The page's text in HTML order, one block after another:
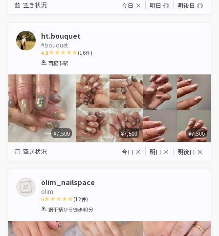
空き状況 今日 × 明日 ◎ 明後日 ◎
ht.bouquet
#bouquet
4.8
1 2 3 4
(16件)
西脇市駅
¥7,500 ¥7,500 ¥7,500
空き状況 今日 × 明日 × 明後日 ×
olim_nailspace
olim
5
1 2 3 4 5
(12件)
網干駅から徒歩40分